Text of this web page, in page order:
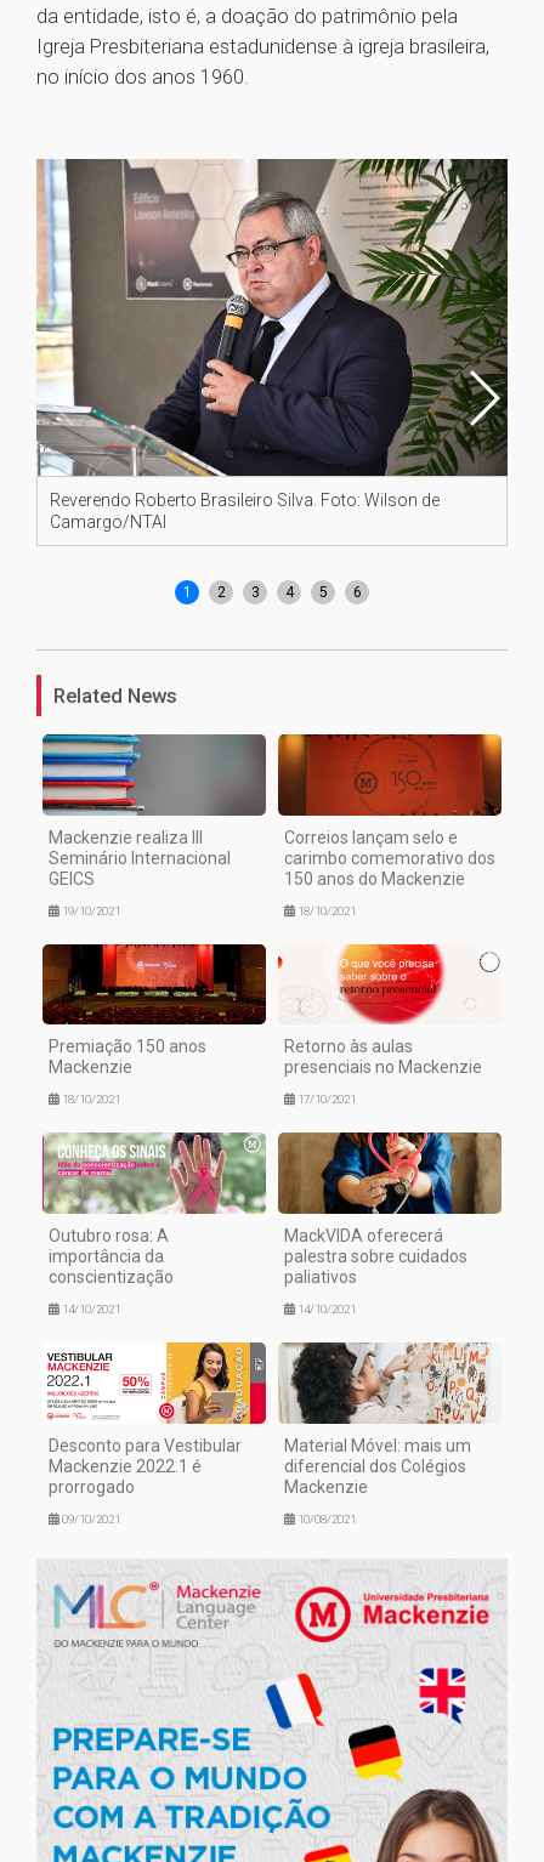
da entidade, isto é, a doação do patrimônio pela
Igreja Presbiteriana estadunidense à igreja brasileira,
no início dos anos 1960.
Reverendo Roberto Brasileiro Silva. Foto: Wilson de
Camargo/NTAI
1 2 3 4 5 6
Related News
Mackenzie realiza III
Seminário Internacional
GEICS
19/10/2021
Correios lançam selo e
carimbo comemorativo dos
150 anos do Mackenzie
18/10/2021
Premiação 150 anos
Mackenzie
18/10/2021
Retorno às aulas
presenciais no Mackenzie
17/10/2021
Outubro rosa: A
importância da
conscientização
14/10/2021
MackVIDA oferecerá
palestra sobre cuidados
paliativos
14/10/2021
Desconto para Vestibular
Mackenzie 2022.1 é
prorrogado
09/10/2021
Material Móvel: mais um
diferencial dos Colégios
Mackenzie
10/08/2021